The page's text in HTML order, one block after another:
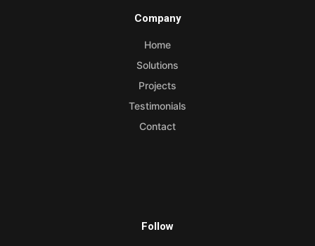
Company
Home
Solutions
Projects
Testimonials
Contact
Follow